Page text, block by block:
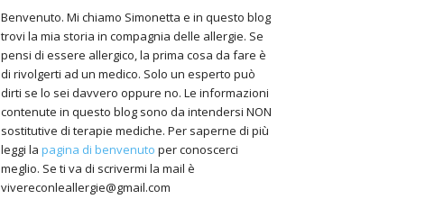
Benvenuto. Mi chiamo Simonetta e in questo blog
trovi la mia storia in compagnia delle allergie. Se
pensi di essere allergico, la prima cosa da fare è
di rivolgerti ad un medico. Solo un esperto può
dirti se lo sei davvero oppure no. Le informazioni
contenute in questo blog sono da intendersi NON
sostitutive di terapie mediche. Per saperne di più
leggi la pagina di benvenuto per conoscerci
meglio. Se ti va di scrivermi la mail è
vivereconleallergie@gmail.com